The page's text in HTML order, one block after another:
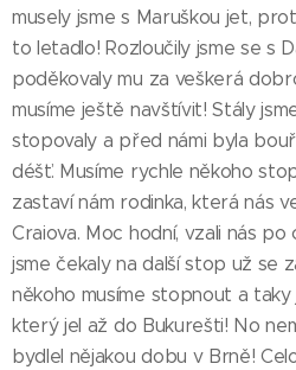
musely jsme s Maruškou jet,
to letadlo! Rozloučily jsme se s
poděkovaly mu za veškerá
musíme ještě navštívit! Stály
stopovaly a před námi byla
déšť. Musíme rychle někoho
zastaví nám rodinka, která nás
Craiova. Moc hodní, vzali nás
jsme čekaly na další stop už se
někoho musíme stopnout a taky
který jel až do Bukurešti! No
bydlel nějakou dobu v Brně!